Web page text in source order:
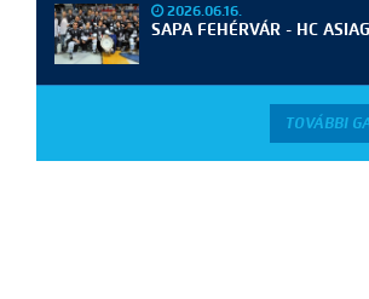
2026.06.16.
SAPA FEHÉRVÁR - HC
TOVÁBBI